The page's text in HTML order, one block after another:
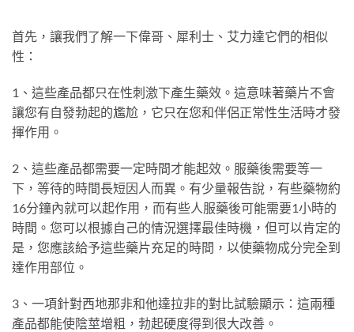
首先，讓我們了解一下偉哥、犀利士、艾力達它們的相似
性：
1、這些產品都只在性刺激下產生藥效。這意味著藥片不會
讓您有自發勃起的尷尬，它只在您和伴侶正常性生活時才發
揮作用。
2、這些產品都需要一定時間才能起效。服藥後需要等一
下，等待的時間長短因人而異。有少量報告說，有些藥物約
16分鐘內就可以起作用，而有些人服藥後可能需要1小時的
時間。您可以根據自己的情況選擇最佳時機，但可以肯定的
是，您應該給予這些藥片充足的時間，以使藥物成分完全到
達作用部位。
3、一項針對西地那非和他達拉非的對比試驗顯示：這兩種
產品都能使陰莖增粗，勃起硬度得到很大改善。